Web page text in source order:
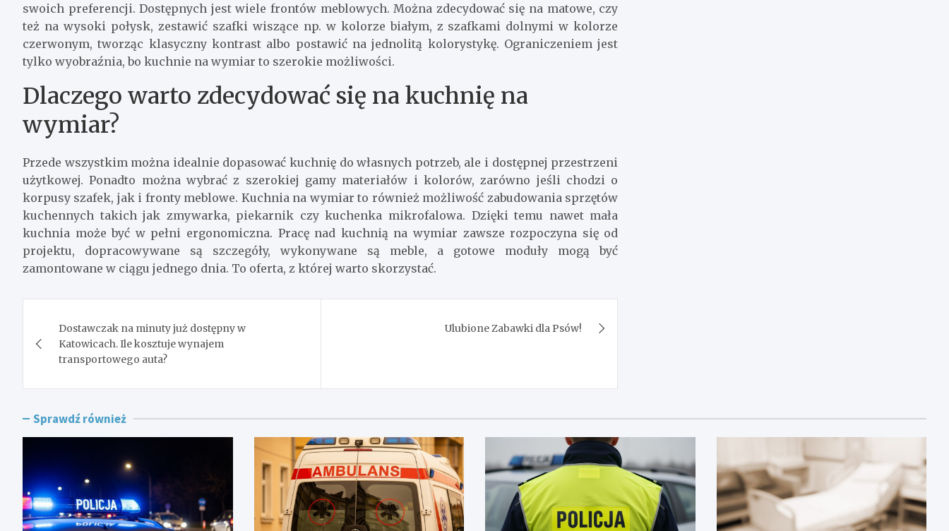
swoich preferencji. Dostępnych jest wiele frontów meblowych. Można zdecydować się na matowe, czy
też na wysoki połysk, zestawić szafki wiszące np. w kolorze białym, z szafkami dolnymi w kolorze
czerwonym, tworząc klasyczny kontrast albo postawić na jednolitą kolorystykę. Ograniczeniem jest
tylko wyobraźnia, bo kuchnie na wymiar to szerokie możliwości.
Dlaczego warto zdecydować się na kuchnię na
wymiar?
Przede wszystkim można idealnie dopasować kuchnię do własnych potrzeb, ale i dostępnej przestrzeni
użytkowej. Ponadto można wybrać z szerokiej gamy materiałów i kolorów, zarówno jeśli chodzi o
korpusy szafek, jak i fronty meblowe. Kuchnia na wymiar to również możliwość zabudowania sprzętów
kuchennych takich jak zmywarka, piekarnik czy kuchenka mikrofalowa. Dzięki temu nawet mała
kuchnia może być w pełni ergonomiczna. Pracę nad kuchnią na wymiar zawsze rozpoczyna się od
projektu, dopracowywane są szczegóły, wykonywane są meble, a gotowe moduły mogą być
zamontowane w ciągu jednego dnia. To oferta, z której warto skorzystać.
wpisu
Dostawczak na minuty już dostępny w
Katowicach. Ile kosztuje wynajem
transportowego auta?
Ulubione Zabawki dla Psów!
Sprawdź również